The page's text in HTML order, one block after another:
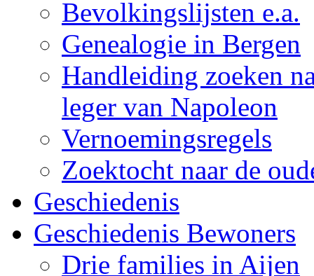
Bevolkingslijsten e.a.
Genealogie in Bergen
Handleiding zoeken
leger van Napoleon
Vernoemingsregels
Zoektocht naar de
Geschiedenis
Geschiedenis Bewoners
Drie families in Aijen